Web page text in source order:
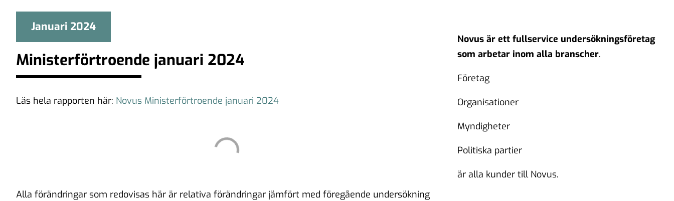
Januari 2024
Ministerförtroende januari 2024
Läs hela rapporten här: Novus Ministerförtroende januari 2024
Alla förändringar som redovisas här är relativa förändringar jämfört med föregående undersökning
Novus är ett fullservice undersökningsföretag
som arbetar inom alla branscher.
Företag
Organisationer
Myndigheter
Politiska partier
är alla kunder till Novus.